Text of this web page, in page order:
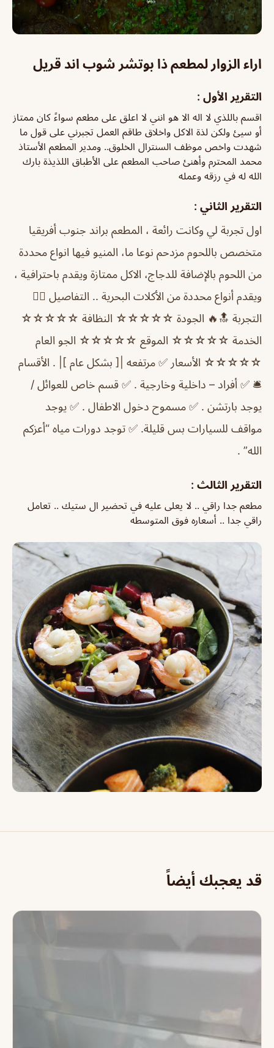
اراء الزوار لمطعم ذا بوتشر شوب اند قريل
التقرير الأول :
اقسم باللذي لا اله الا هو انني لا اعلق على مطعم سواءً كان ممتاز
أو سيئ ولكن لذة الاكل واخلاق طاقم العمل تجبرني على قول ما
شهدت واخص موظف السنترال الخلوق.. ومدير المطعم الأستاذ
محمد المحترم وأهنئ صاحب المطعم على الأطباق اللذيذة بارك
الله له في رزقه وعمله
التقرير الثاني :
اول تجربة لي وكانت رائعة ، المطعم براند جنوب أفريقيا
متخصص باللحوم مزدحم نوعا ما، المنيو فيها انواع محددة
من اللحوم بالإضافة للدجاج، الاكل ممتازة ويقدم باحترافية ،
ويقدم أنواع محددة من الأكلات البحرية .. التفاصيل 👇🏼
التجربة 🔝🔥 الجودة ☆☆☆☆☆ النظافة ☆☆☆☆☆
الخدمة ☆☆☆☆☆ الموقع ☆☆☆☆☆ الجو العام
☆☆☆☆☆ الأسعار ✅ مرتفعه |[ بشكل عام ]| . الأقسام
🛎 ✅ أفراد – داخلية وخارجية . ✅ قسم خاص للعوائل /
يوجد بارتشن . ✅ مسموح دخول الاطفال . ✅ يوجد
مواقف للسيارات بس قليلة. ✅ توجد دورات مياه “أعزكم
الله” .
التقرير الثالث :
مطعم جدا راقي .. لا يعلى عليه في تحضير ال ستيك .. تعامل
راقي جدا .. أسعاره فوق المتوسطه
قد يعجبك أيضاً